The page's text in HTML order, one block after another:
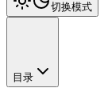
切换模式
目录